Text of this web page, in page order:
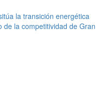
la transición energética
de la competitividad de Gran